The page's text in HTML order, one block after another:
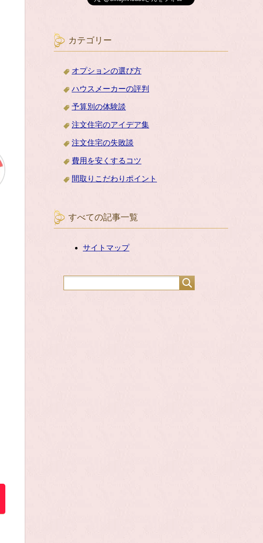
カテゴリー
オプションの選び方
ハウスメーカーの評判
予算別の体験談
注文住宅のアイデア集
注文住宅の失敗談
費用を安くするコツ
間取りこだわりポイント
すべての記事一覧
サイトマップ